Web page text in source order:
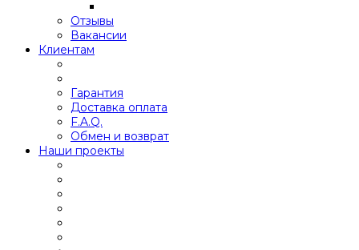
Отзывы
Вакансии
Клиентам
Гарантия
Доставка оплата
F.A.Q.
Обмен и возврат
Наши проекты